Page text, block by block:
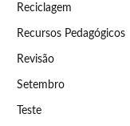
Reciclagem
Recursos Pedagógicos
Revisão
Setembro
Teste